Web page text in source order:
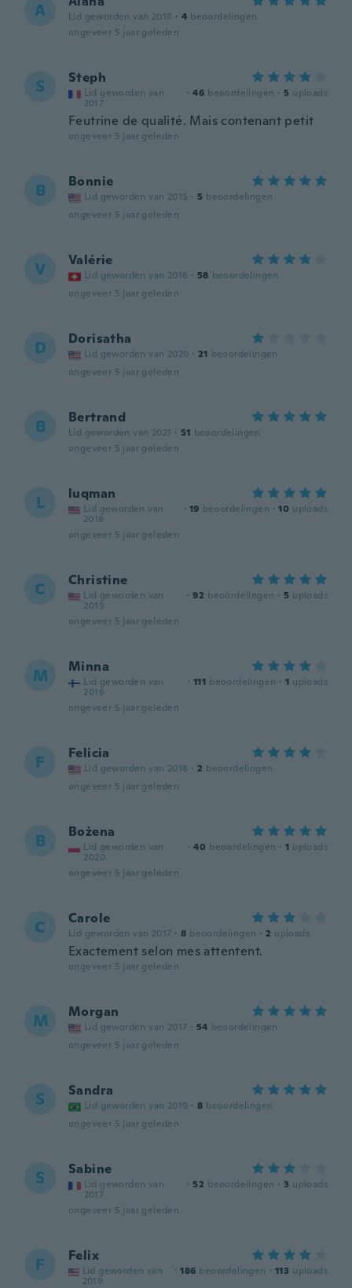
A Lid geworden van 2018 · 4 beoordelingen
ongeveer 5 jaar geleden
S Steph
Lid geworden van
2017
· 46 beoordelingen · 5 uploads
Feutrine de qualité. Mais contenant petit
ongeveer 5 jaar geleden
B Bonnie
Lid geworden van 2015 · 5 beoordelingen
ongeveer 5 jaar geleden
V Valérie
Lid geworden van 2016 · 58 beoordelingen
ongeveer 5 jaar geleden
D Dorisatha
Lid geworden van 2020 · 21 beoordelingen
ongeveer 5 jaar geleden
B Bertrand
Lid geworden van 2021 · 51 beoordelingen
ongeveer 5 jaar geleden
L luqman
Lid geworden van
2016
· 19 beoordelingen · 10 uploads
ongeveer 5 jaar geleden
C Christine
Lid geworden van
2019
· 92 beoordelingen · 5 uploads
ongeveer 5 jaar geleden
M Minna
Lid geworden van
2016
· 111 beoordelingen · 1 uploads
ongeveer 5 jaar geleden
F Felicia
Lid geworden van 2018 · 2 beoordelingen
ongeveer 5 jaar geleden
B Bożena
Lid geworden van
2020
· 40 beoordelingen · 1 uploads
ongeveer 5 jaar geleden
C Carole
Lid geworden van 2017 · 8 beoordelingen · 2 uploads
Exactement selon mes attentent.
ongeveer 5 jaar geleden
M Morgan
Lid geworden van 2017 · 54 beoordelingen
ongeveer 5 jaar geleden
S Sandra
Lid geworden van 2019 · 8 beoordelingen
ongeveer 5 jaar geleden
S Sabine
Lid geworden van
2017
· 52 beoordelingen · 3 uploads
ongeveer 5 jaar geleden
F Felix
Lid geworden van
2019
· 186 beoordelingen · 113 uploads